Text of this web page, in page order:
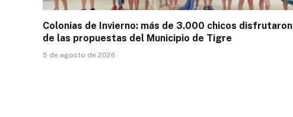
Colonias de Invierno: más de 3.000 chicos disfrutaron
de las propuestas del Municipio de Tigre
5 de agosto de 2026